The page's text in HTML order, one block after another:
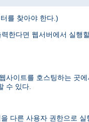
를 찾아야 한다.)
한다면 웹서버에서 실행
사이트를 호스팅하는 곳
수 있다.
다른 사용자 권한으로